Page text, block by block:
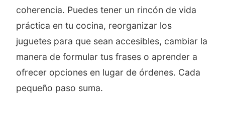
coherencia. Puedes tener un rincón de vida
práctica en tu cocina, reorganizar los
juguetes para que sean accesibles, cambiar la
manera de formular tus frases o aprender a
ofrecer opciones en lugar de órdenes. Cada
pequeño paso suma.